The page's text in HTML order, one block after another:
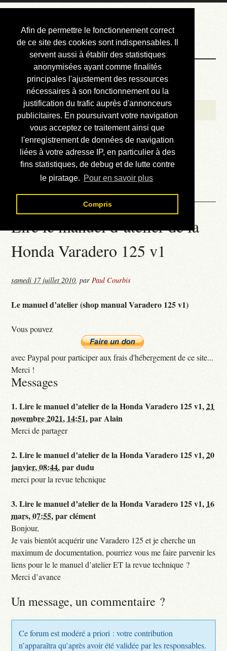
Afin de permettre le fonctionnement correct
de ce site des cookies sont indispensables. Il
servent aussi à établir des statistiques
anonymisées ayant comme finalités
principales l'ajustement des ressources
nécessaires à son fonctionnement ou la
justification du trafic auprès d'annonceurs
publicitaires. En poursuivant votre navigation
vous acceptez ce traitement ainsi que
l'enregistrement de données de navigation
liées à votre adresse IP, en particulier à des
fins statistiques, de debug et de lutte contre
le piratage. Pour en savoir plus
Compris
Courbis, « LE »
Blog Officiel
Bienvenue
Réalisations
Divers (et d’été)
Annonces
Liens externes
Téléchargement
Contact
Lire le manuel d’atelier de la
Honda Varadero 125 v1
samedi 17 juillet 2010,parPaul Courbis
Le manuel d’atelier (shop manual Varadero 125 v1)
Vous pouvez
avec Paypal pour participer aux frais d'hébergement de ce site...
Merci !
Messages
1.Lire le manuel d’atelier de la Honda Varadero 125 v1,21
novembre 2021, 14:51,parAlain
Merci de partager
2.Lire le manuel d’atelier de la Honda Varadero 125 v1,20
janvier, 08:44,pardudu
merci pour la revue tehcnique
3.Lire le manuel d’atelier de la Honda Varadero 125 v1, 16
mars, 07:55,parclément
Bonjour,
Je vais bientôt acquérir une Varadero 125 et je cherche un
maximum de documentation, pourriez vous me faire parvenir les
liens pour le le manuel d’atelier ET la revue technique ?
Merci d’avance
Un message, un commentaire ?
Ce forum est modéré a priori : votre contribution
n’apparaîtra qu’après avoir été validée par les responsables.